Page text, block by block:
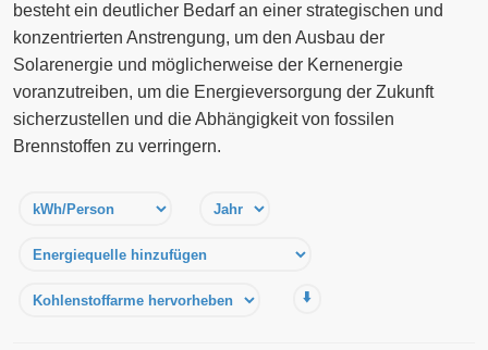
besteht ein deutlicher Bedarf an einer strategischen und
konzentrierten Anstrengung, um den Ausbau der
Solarenergie und möglicherweise der Kernenergie
voranzutreiben, um die Energieversorgung der Zukunft
sicherzustellen und die Abhängigkeit von fossilen
Brennstoffen zu verringern.
⬇️